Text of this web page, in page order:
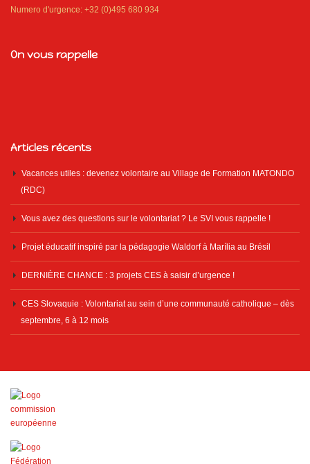
Numero d'urgence: +32 (0)495 680 934
On vous rappelle
Articles récents
Vacances utiles : devenez volontaire au Village de Formation MATONDO
(RDC)
Vous avez des questions sur le volontariat ? Le SVI vous rappelle !
Projet éducatif inspiré par la pédagogie Waldorf à Marília au Brésil
DERNIÈRE CHANCE : 3 projets CES à saisir d’urgence !
CES Slovaquie : Volontariat au sein d’une communauté catholique – dès
septembre, 6 à 12 mois